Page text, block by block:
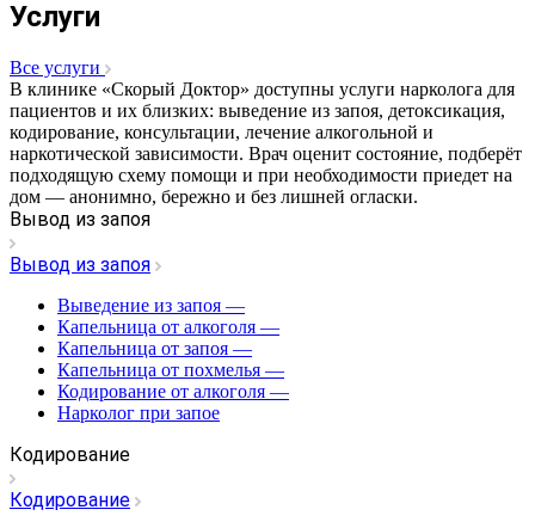
Услуги
Все услуги
В клинике «Скорый Доктор» доступны услуги нарколога для
пациентов и их близких: выведение из запоя, детоксикация,
кодирование, консультации, лечение алкогольной и
наркотической зависимости. Врач оценит состояние, подберёт
подходящую схему помощи и при необходимости приедет на
дом — анонимно, бережно и без лишней огласки.
Вывод из запоя
Вывод из запоя
Выведение из запоя —
Капельница от алкоголя —
Капельница от запоя —
Капельница от похмелья —
Кодирование от алкоголя —
Нарколог при запое
Кодирование
Кодирование